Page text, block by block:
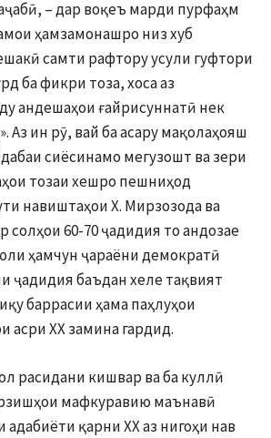
– дар воқеъ марди пурфаҳм
ҳамзамонашро низ хуб
самти рафтору усули гуфтори
ба фикри тоза, хоса аз
андешаҳои ғайрисуннатӣ нек
Аз ин рӯ, вай ба асару мақолаҳояш
сиёсинамо мегузошт ва зери
тозаи хешро пешниҳод
навиштаҳои X. Мирзозода ва
60-70 ҷадидия то андозае
ҳамчун ҷараёни демократӣ
ҷадидия баъдан хеле тақвият
баррасии ҳама паҳлуҳои
асри XX замина гардид.
расидани кишвар ва ба куллӣ
мафкуравию маънавӣ
адабиёти қарни XX аз нигоҳи нав